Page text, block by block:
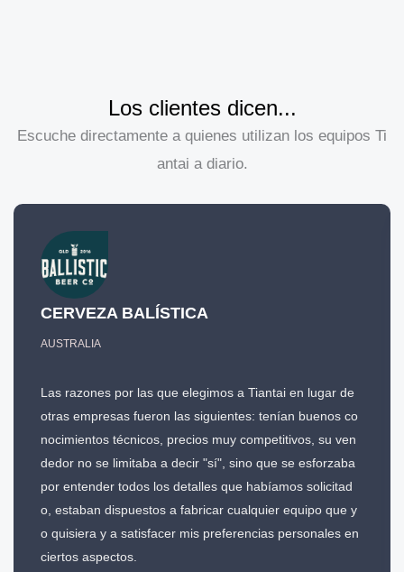
Los clientes dicen...
Escuche directamente a quienes utilizan los equipos Ti
antai a diario.
CERVEZA BALÍSTICA
AUSTRALIA
Las razones por las que elegimos a Tiantai en lugar de
otras empresas fueron las siguientes: tenían buenos co
nocimientos técnicos, precios muy competitivos, su ven
dedor no se limitaba a decir "sí", sino que se esforzaba
por entender todos los detalles que habíamos solicitad
o, estaban dispuestos a fabricar cualquier equipo que y
o quisiera y a satisfacer mis preferencias personales en
ciertos aspectos.